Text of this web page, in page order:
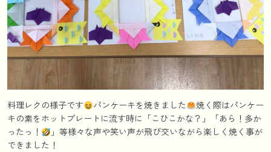
料理レクの様子です パンケーキを焼きました
焼く際はパンケー
キの素をホットプレートに流す時に「こひこかな？」「あら！多か
ったっ！
」等様々な声や笑い声が飛び交いながら楽しく焼く事が
できました！